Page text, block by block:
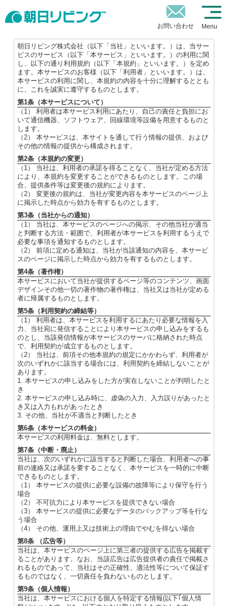
お問い合わせ Menu
朝日リビング株式会社（以下「当社」といいます。）は、当サー
ビスのサービス（以下「本サービス」といいます。）の利用に関
し、以下の通り利用規約（以下「本規約」といいます。）を定め
ます。本サービスのお客様（以下「利用者」といいます。）は、
本サービスの利用に関し、本規約の内容を十分に理解するととも
に、これを誠実に遵守するものとします。
第1条（本サービスについて）
（1） 利用者は本サービス利用にあたり、自己の責任と負担にお
いて通信機器、ソフトウェア、回線環境等設備を用意するものと
します。
（2） 本サービスは、本サイトを通して行う情報の提供、および
その他の情報の提供から構成されます。
第2条（本規約の変更）
（1） 当社は、利用者の承諾を得ることなく、当社が定める方法
により、本規約を変更することができるものとします。この場
合、提供条件等は変更後の規約によります。
（2） 変更後の規約は、当社が変更内容を本サービスのページ上
に掲示した時点から効力を有するものとします。
第3条（当社からの通知）
（1） 当社は、本サービスのページへの掲示、その他当社が適当
と判断する方法・範囲で、利用者が本サービスを利用するうえで
必要な事項を通知するものとします。
（2） 前項に定める通知は、当社が当該通知の内容を、本サービ
スのページに掲示した時点から効力を有するものとします。
第4条（著作権）
本サービスにおいて当社が提供するページ等のコンテンツ、画面
デザインその他一切の著作物の著作権は、当社又は当社が定める
者に帰属するものとします。
第5条（利用契約の締結等）
（1） 利用者は、本サービスを利用するにあたり必要な情報を入
力、当社宛に発信することにより本サービスの申し込みをするも
のとし、当該発信情報が本サービスのサーバに格納された時点
で、利用契約が成立するものとします。
（2） 当社は、前項その他本規約の規定にかかわらず、利用者が
次のいずれかに該当する場合には、利用契約を締結しないことが
あります。
1. 本サービスの申し込みをした方が実在しないことが判明したと
き
2. 本サービスの申し込み時に、虚偽の入力、入力誤りがあったと
き又は入力もれがあったとき
3. その他、当社が不適当と判断したとき
第6条（本サービスの料金）
本サービスの利用料金は、無料とします。
第7条（中断・廃止）
当社は、次のいずれかに該当すると判断した場合、利用者への事
前の連絡又は承諾を要することなく、本サービスを一時的に中断
できるものとします。
（1） 本サービスの提供に必要な設備の故障等により保守を行う
場合
（2） 不可抗力により本サービスを提供できない場合
（3） 本サービスの提供に必要なデータのバックアップ等を行な
う場合
（4） その他、運用上又は技術上の理由でやむを得ない場合
第8条 （広告等）
当社は、本サービスのページ上に第三者の提供する広告を掲載す
ることがあります。なお、当該広告は広告提供者の責任で掲載さ
れるものであって、当社はその正確性、適法性等について保証す
るものではなく、一切責任を負わないものとします。
第9条（個人情報）
当社は、本サービスにおける個人を特定する情報(以下｢個人情